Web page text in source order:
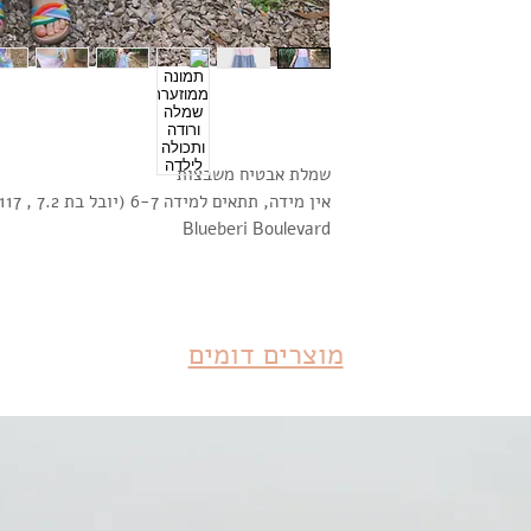
שמלת אבטיח משבצות
אין מידה, תתאים למידה 6-7 (יובל בת 7.2 , 117 ס"מ גובה)
Blueberi Boulevard
מוצרים דומים